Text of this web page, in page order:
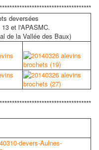
deversées
et l'APASMC.
de la Vallée des Baux)